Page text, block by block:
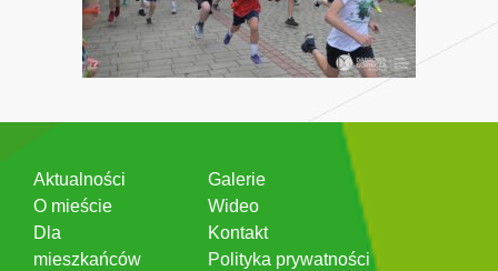
Aktualności
O mieście
Dla
mieszkańców
Galerie
Wideo
Kontakt
Polityka prywatności